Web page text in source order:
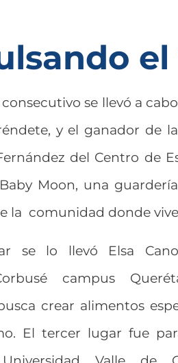
se llevó a
y el ganador de
del Centro de
Moon, una
la comunidad donde
se lo llevó Elsa
campus
crear alimentos
El tercer lugar fue